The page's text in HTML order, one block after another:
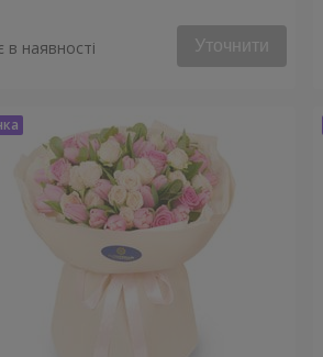
в наявності Уточнити